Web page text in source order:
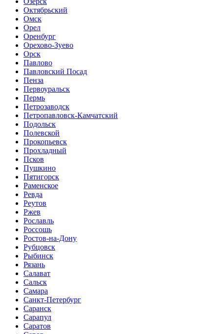
Октябрьский
Омск
Орел
Оренбург
Орехово-Зуево
Орск
Павлово
Павловский Посад
Пенза
Первоуральск
Пермь
Петрозаводск
Петропавловск-Камчатский
Подольск
Полевской
Прокопьевск
Прохладный
Псков
Пушкино
Пятигорск
Раменское
Ревда
Реутов
Ржев
Рославль
Россошь
Ростов-на-Дону
Рубцовск
Рыбинск
Рязань
Салават
Сальск
Самара
Санкт-Петербург
Саранск
Сарапул
Саратов